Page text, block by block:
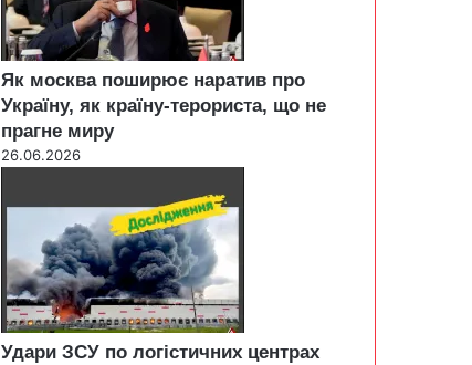
Як москва поширює наратив про
Україну, як країну-терориста, що не
прагне миру
26.06.2026
Удари ЗСУ по логістичних центрах